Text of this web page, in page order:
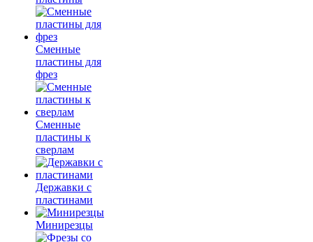
Сменные
пластины для
фрез
Сменные
пластины к
сверлам
Державки с
пластинами
Минирезцы